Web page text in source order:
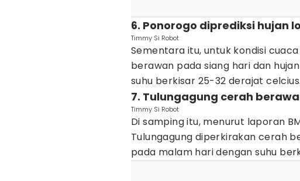
6. Ponorogo diprediksi hujan
Timmy Si Robot
Sementara itu, untuk kondisi
berawan pada siang hari dan
suhu berkisar 25-32 derajat celcius.
7. Tulungagung cerah
Timmy Si Robot
Di samping itu, menurut laporan
Tulungagung diperkirakan cerah
pada malam hari dengan suhu